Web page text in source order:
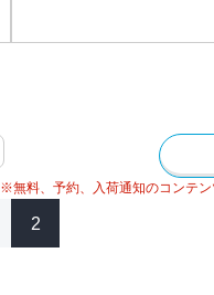
※無料、予約、入荷通知のコンテン
2